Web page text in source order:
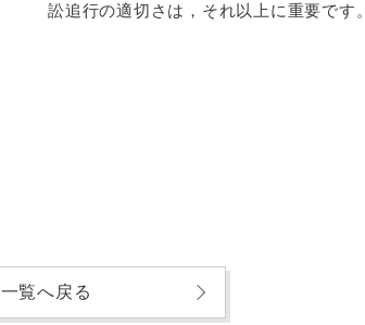
訟追行の適切さは，それ以上に重要です。
一覧へ戻る